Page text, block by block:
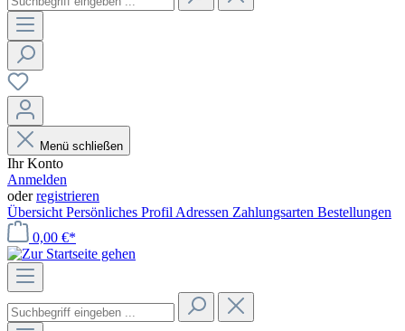
Menü schließen
Ihr Konto
Anmelden
oderregistrieren
Übersicht Persönliches Profil Adressen Zahlungsarten Bestellungen
0,00 €*